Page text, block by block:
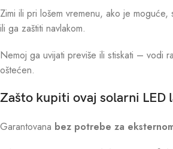
Zimi ili pri lošem vremenu, ako je moguće,
ili ga zaštiti navlakom.
Nemoj ga uvijati previše ili stiskati – vodi
oštećen.
Zašto kupiti ovaj solarni LED
Garantovana bez potrebe za